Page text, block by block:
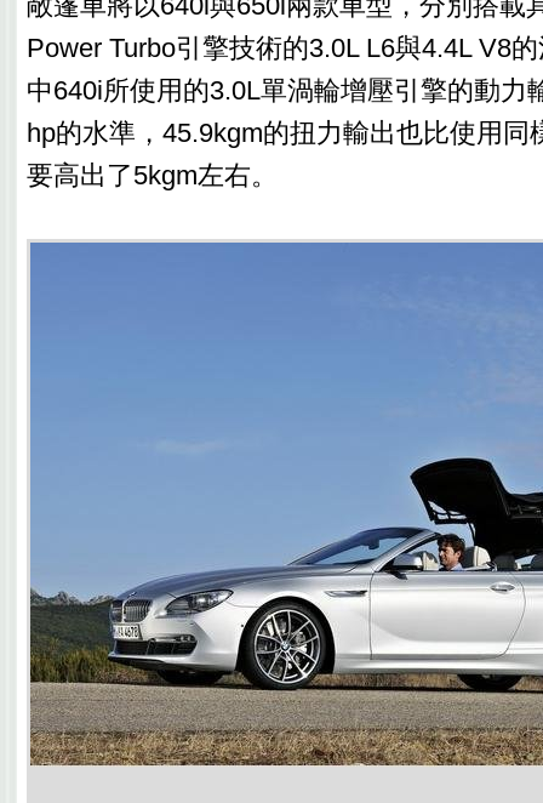
Power Turbo引擎技術的3.0L L6與4.4L V8
中640i所使用的3.0L單渦輪增壓引擎的動力
hp的水準，45.9kgm的扭力輸出也比使用同
要高出了5kgm左右。